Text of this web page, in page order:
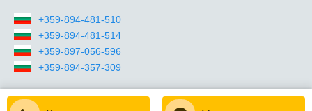
+359-894-481-510
+359-894-481-514
+359-897-056-596
+359-894-357-309